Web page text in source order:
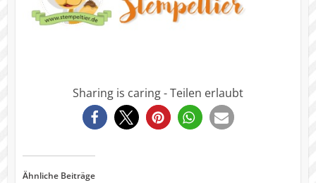
Sharing is caring - Teilen erlaubt
0
Ähnliche Beiträge